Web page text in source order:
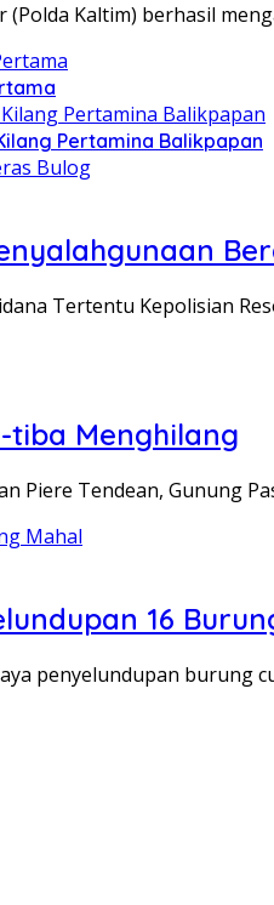
(Polda Kaltim) berhasil
Pertamina Balikpapan
Tertentu Kepolisian
tiba Menghilang
Piere Tendean, Gunung
16
penyelundupan burung